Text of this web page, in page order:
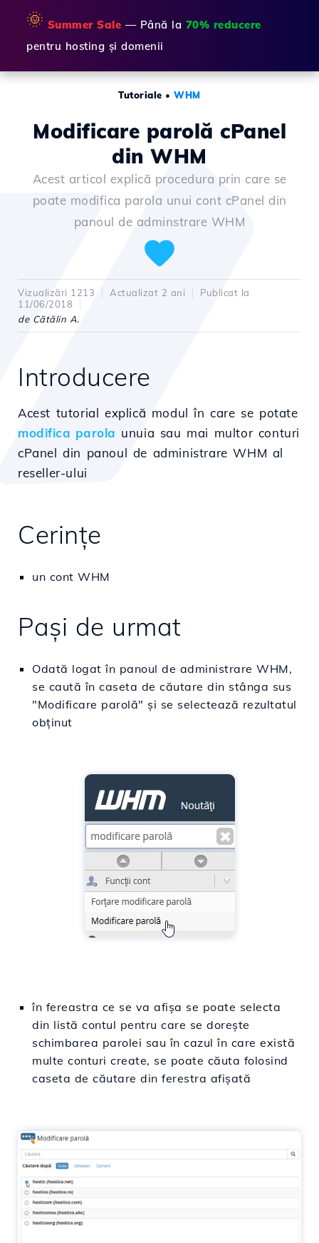
🌞 Summer Sale — Până la 70% reducere
pentru hosting și domenii
Tutoriale •WHM
Modificare parolă cPanel
din WHM
Acest articol explică procedura prin care se
poate modifica parola unui cont cPanel din
panoul de adminstrare WHM
Vizualizări 1213 Actualizat 2 ani
Publicat la
11/06/2018
de Cătălin A.
Introducere
Acest tutorial explică modul în care se potate
modifica parola unuia sau mai multor conturi
cPanel din panoul de administrare WHM al
reseller-ului
Cerințe
un cont WHM
Paşi de urmat
Odată logat în panoul de administrare WHM,
se caută în caseta de căutare din stânga sus
"Modificare parolă" și se selectează rezultatul
obținut
în fereastra ce se va afișa se poate selecta
din listă contul pentru care se dorește
schimbarea parolei sau în cazul în care există
multe conturi create, se poate căuta folosind
caseta de căutare din ferestra afișată